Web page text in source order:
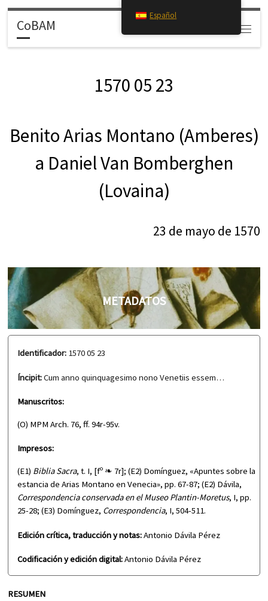
CoBAM
Search
1570 05 23
Benito Arias Montano (Amberes)
a Daniel Van Bomberghen
(Lovaina)
23 de mayo de 1570
METADATOS
Identificador: 1570 05 23
Íncipit:Cum anno quinquagesimo nono Venetiis essem…
Manuscritos:
(O) MPM Arch. 76, ff. 94r-95v.
Impresos:
(E1) Biblia Sacra, t. I, [fº ❧ 7r]; (E2) Domínguez, «Apuntes sobre la
estancia de Arias Montano en Venecia», pp. 67-87; (E2) Dávila,
Correspondencia conservada en el Museo Plantin-Moretus, I, pp.
25-28; (E3) Domínguez, Correspondencia, I, 504-511.
Edición crítica, traducción y notas:Antonio Dávila Pérez
Codificación y edición digital:Antonio Dávila Pérez
RESUMEN
Español